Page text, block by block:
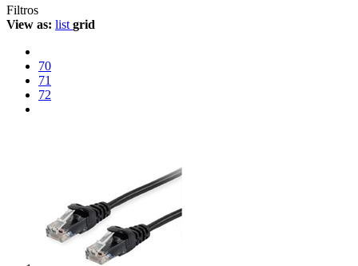
Filtros
View as: list grid
70
71
72